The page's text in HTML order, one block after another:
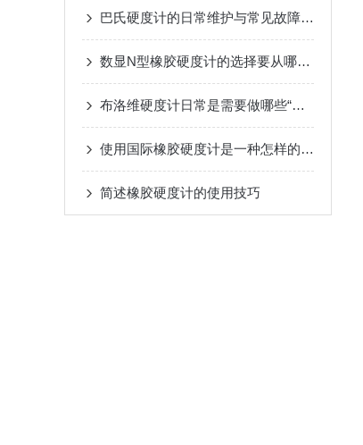
巴氏硬度计的日常维护与常见故障排除指南
数显N型橡胶硬度计的选择要从哪五点入
布洛维硬度计日常是需要做哪些“体检”
使用国际橡胶硬度计是一种怎样的体验？
简述橡胶硬度计的使用技巧